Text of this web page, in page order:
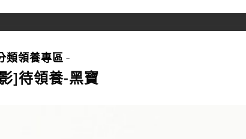
類領養專區 -
]待領養-黑寶